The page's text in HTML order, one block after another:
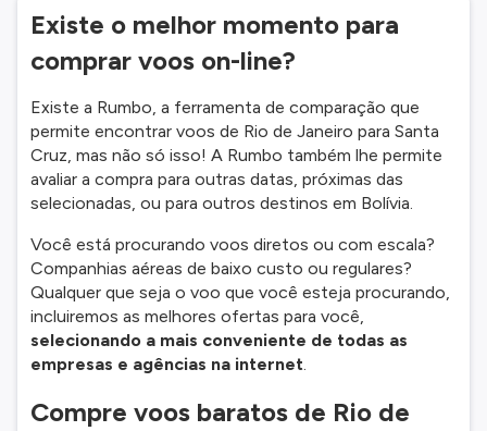
Existe o melhor momento para
comprar voos on-line?
Existe a Rumbo, a ferramenta de comparação que
permite encontrar voos de Rio de Janeiro para Santa
Cruz, mas não só isso! A Rumbo também lhe permite
avaliar a compra para outras datas, próximas das
selecionadas, ou para outros destinos em Bolívia.
Você está procurando voos diretos ou com escala?
Companhias aéreas de baixo custo ou regulares?
Qualquer que seja o voo que você esteja procurando,
incluiremos as melhores ofertas para você,
selecionando a mais conveniente de todas as
empresas e agências na internet.
Compre voos baratos de Rio de